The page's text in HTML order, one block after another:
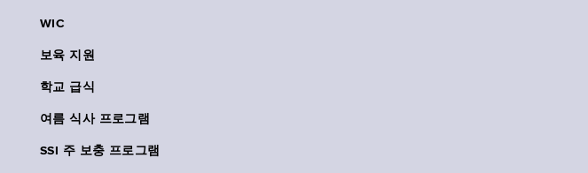
WIC
보육 지원
학교 급식
여름 식사 프로그램
SSI 주 보충 프로그램